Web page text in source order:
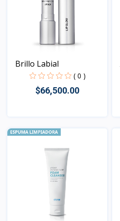
Brillo Labial
( 0 )
$66,500.00
Vista